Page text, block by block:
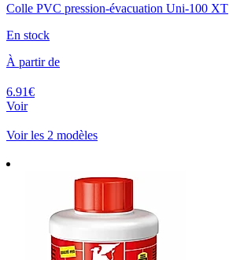
Colle PVC pression-évacuation Uni-100 XT
En stock
À partir de
6.91€
Voir
Voir les 2 modèles